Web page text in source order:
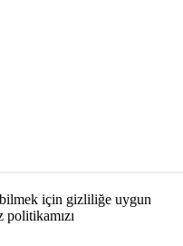
için gizliliğe uygun
politikamızı